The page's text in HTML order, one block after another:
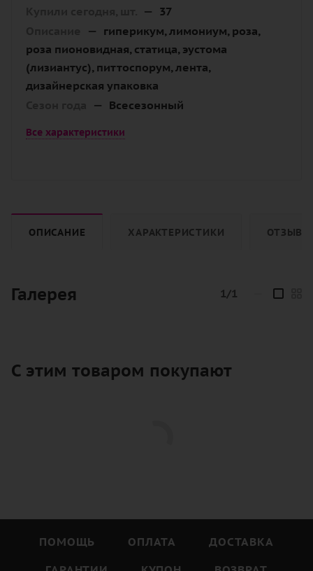
— 37
— гиперикум, лимониум, роза,
роза пионовидная, статица, эустома
(лизиантус), питтоспорум, лента,
дизайнерская упаковка
— Всесезонный
Все характеристики
ОПИСАНИЕ ХАРАКТЕРИСТИКИ ОТЗЫВЫ
Галерея 1/1
С этим товаром покупают
ПОМОЩЬ ОПЛАТА
ДОСТАВКА